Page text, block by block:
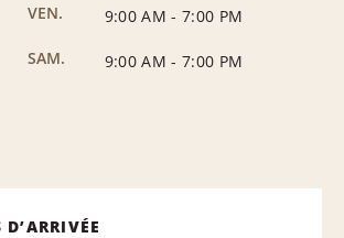
VEN.
9:00 AM - 7:00 PM
SAM.
9:00 AM - 7:00 PM